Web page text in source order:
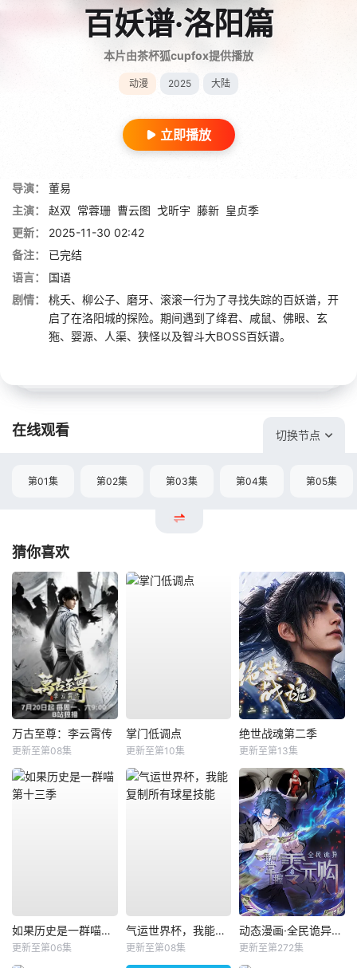
百妖谱·洛阳篇
本片由茶杯狐cupfox提供播放
动漫 2025 大陆
立即播放
导演：
董易
主演：
赵双 常蓉珊 曹云图 戈昕宇 藤新 皇贞季
更新：
2025-11-30 02:42
备注：
已完结
语言：
国语
剧情：
桃夭、柳公子、磨牙、滚滚一行为了寻找失踪的百妖谱，开
启了在洛阳城的探险。期间遇到了绛君、咸鼠、佛眼、玄
狏、婴源、人渠、狭怪以及智斗大BOSS百妖谱。
在线观看 切换节点
第01集 第02集 第03集 第04集 第05集
猜你喜欢
万古至尊：李云霄传
更新至第08集
掌门低调点
更新至第10集
绝世战魂第二季
更新至第13集
如果历史是一群喵第十三季
更新至第06集
气运世界杯，我能复制所有球星技能
更新至第08集
动态漫画·全民诡异：开局掌握零元购
更新至第272集